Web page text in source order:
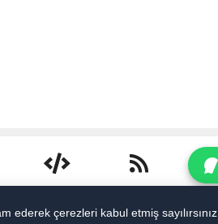
Webmaster RSS
çerezleri kabul etmiş sayılırsınız.